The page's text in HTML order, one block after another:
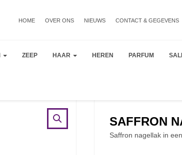
HOME OVER ONS NIEUWS CONTACT & GEGEVENS
ZEEP HAAR HEREN PARFUM
SAFFRON
Saffron nagellak in